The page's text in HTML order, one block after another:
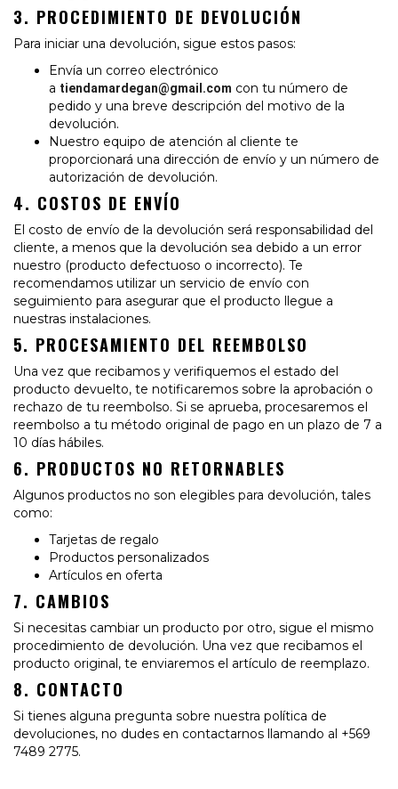
3. PROCEDIMIENTO DE DEVOLUCIÓN
Para iniciar una devolución, sigue estos pasos:
Envía un correo electrónico
a tiendamardegan@gmail.com con tu número de
pedido y una breve descripción del motivo de la
devolución.
Nuestro equipo de atención al cliente te
proporcionará una dirección de envío y un número de
autorización de devolución.
4. COSTOS DE ENVÍO
El costo de envío de la devolución será responsabilidad del
cliente, a menos que la devolución sea debido a un error
nuestro (producto defectuoso o incorrecto). Te
recomendamos utilizar un servicio de envío con
seguimiento para asegurar que el producto llegue a
nuestras instalaciones.
5. PROCESAMIENTO DEL REEMBOLSO
Una vez que recibamos y verifiquemos el estado del
producto devuelto, te notificaremos sobre la aprobación o
rechazo de tu reembolso. Si se aprueba, procesaremos el
reembolso a tu método original de pago en un plazo de 7 a
10 días hábiles.
6. PRODUCTOS NO RETORNABLES
Algunos productos no son elegibles para devolución, tales
como:
Tarjetas de regalo
Productos personalizados
Artículos en oferta
7. CAMBIOS
Si necesitas cambiar un producto por otro, sigue el mismo
procedimiento de devolución. Una vez que recibamos el
producto original, te enviaremos el artículo de reemplazo.
8. CONTACTO
Si tienes alguna pregunta sobre nuestra política de
devoluciones, no dudes en contactarnos llamando al +569
7489 2775.